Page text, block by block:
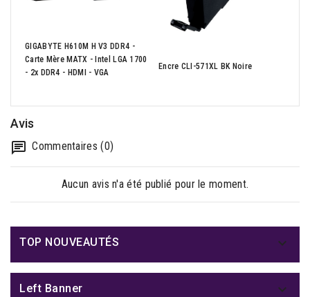
GIGABYTE H610M H V3 DDR4 -
Carte Mère MATX - Intel LGA 1700
- 2x DDR4 - HDMI - VGA
Encre CLI-571XL BK Noire
Avis
Commentaires (0)
Aucun avis n'a été publié pour le moment.
TOP NOUVEAUTÉS 
Left Banner 